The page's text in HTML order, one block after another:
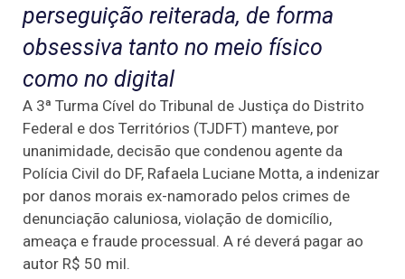
perseguição reiterada, de forma
obsessiva tanto no meio físico
como no digital
A 3ª Turma Cível do Tribunal de Justiça do Distrito
Federal e dos Territórios (TJDFT) manteve, por
unanimidade, decisão que condenou agente da
Polícia Civil do DF, Rafaela Luciane Motta, a indenizar
por danos morais ex-namorado pelos crimes de
denunciação caluniosa, violação de domicílio,
ameaça e fraude processual. A ré deverá pagar ao
autor R$ 50 mil.